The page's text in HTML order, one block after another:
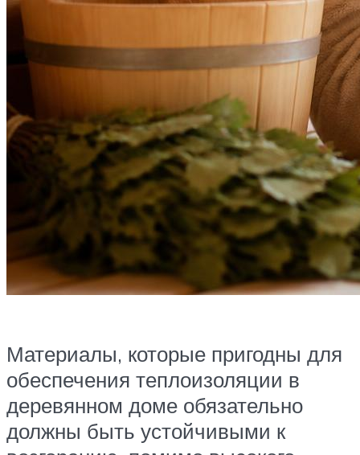
Материалы, которые пригодны для
обеспечения теплоизоляции в
деревянном доме обязательно
должны быть устойчивыми к